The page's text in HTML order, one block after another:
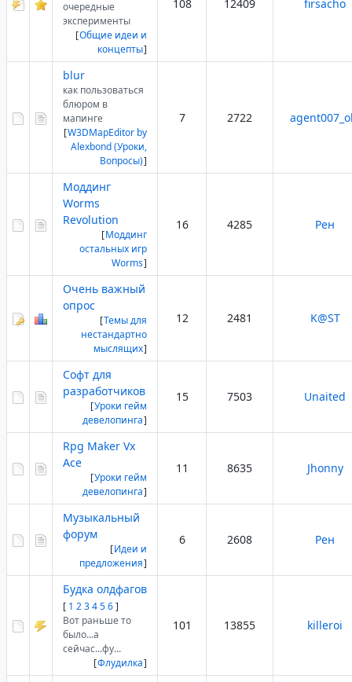
очередные
эксперименты
[Общие идеи и
концепты]
108 12409 firsacho
blur
как пользоваться
блюром в
мапинге
[W3DMapEditor by
Alexbond (Уроки,
Вопросы)]
7 2722
Моддинг
Worms
Revolution
[Моддинг
остальных игр
Worms]
16 4285 Рен
Очень важный
опрос
[Темы для
нестандартно
мыслящих]
12 2481 K@ST
Софт для
разработчиков
[Уроки гейм
девелопинга]
15 7503 Unaited
Rpg Maker Vx
Ace
[Уроки гейм
девелопинга]
11 8635 Jhonny
Музыкальный
форум
[Идеи и
предложения]
6 2608 Рен
Будка олдфагов
[ 1 23456]
Вот раньше то
было...а
сейчас...фу...
[Флудилка]
101 13855 killeroi